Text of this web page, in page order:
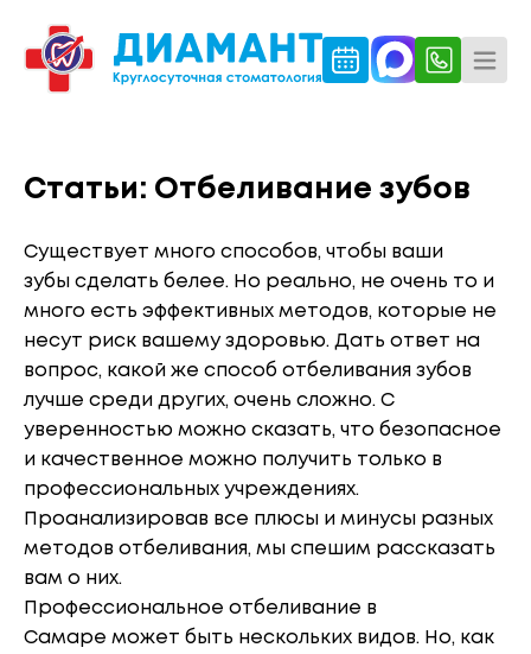
Статьи: Отбеливание зубов
Существует много способов, чтобы ваши
зубы сделать белее. Но реально, не очень то и
много есть эффективных методов, которые не
несут риск вашему здоровью. Дать ответ на
вопрос, какой же способ отбеливания зубов
лучше среди других, очень сложно. С
уверенностью можно сказать, что безопасное
и качественное можно получить только в
профессиональных учреждениях.
Проанализировав все плюсы и минусы разных
методов отбеливания, мы спешим рассказать
вам о них.
Профессиональное отбеливание в
Самаре может быть нескольких видов. Но, как